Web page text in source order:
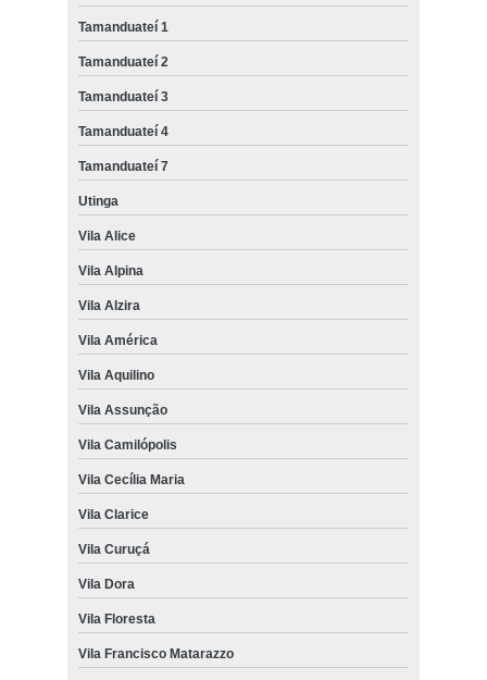
Tamanduateí 1
Tamanduateí 2
Tamanduateí 3
Tamanduateí 4
Tamanduateí 7
Utinga
Vila Alice
Vila Alpina
Vila Alzira
Vila América
Vila Aquilino
Vila Assunção
Vila Camilópolis
Vila Cecília Maria
Vila Clarice
Vila Curuçá
Vila Dora
Vila Floresta
Vila Francisco Matarazzo